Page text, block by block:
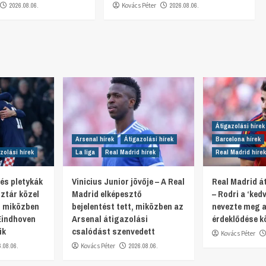
2026.08.06. Kovács Péter 2026.08.06.
hírek
pletykák
közel
Arsenal hírek
Átigazolási hírek
La liga
Real Madrid hírek
Vinicius Junior jövője – A Real
Madrid elképesztő
bejelentést tett, miközben az
Arsenal átigazolási
csalódást szenvedett
Kovács Péter 2026.08.06.
Átigazolási hírek
Barcelona hírek
Real Madrid hírek
Real Madrid
– Rodri a
nevezte meg
érdeklődése
Kovács Péter